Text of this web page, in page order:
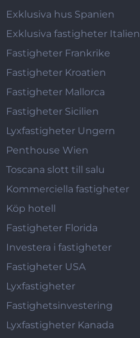
Exklusiva hus Spanien
Exklusiva fastigheter Italien
Fastigheter Frankrike
Fastigheter Kroatien
Fastigheter Mallorca
Fastigheter Sicilien
Lyxfastigheter Ungern
Penthouse Wien
Toscana slott till salu
Kommerciella fastigheter
Köp hotell
Fastigheter Florida
Investera i fastigheter
Fastigheter USA
Lyxfastigheter
Fastighetsinvestering
Lyxfastigheter Kanada